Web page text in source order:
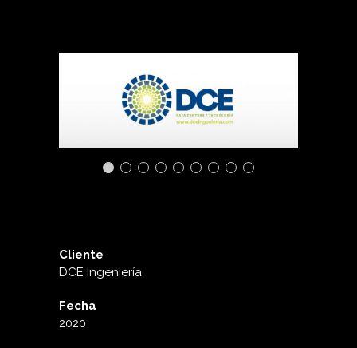
Cliente
DCE Ingeniería
Fecha
2020